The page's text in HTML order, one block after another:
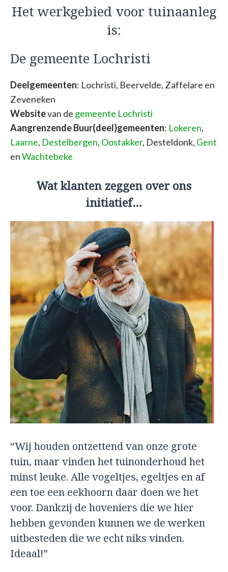
Het werkgebied voor tuinaanleg
is:
De gemeente Lochristi
Deelgemeenten: Lochristi, Beervelde, Zaffelare en
Zeveneken
Websitevan de gemeente Lochristi
Aangrenzende Buur(deel)gemeenten: Lokeren,
Laarne, Destelbergen, Oostakker, Desteldonk, Gent
enWachtebeke
Wat klanten zeggen over ons
initiatief…
“Wij houden ontzettend van onze grote
tuin, maar vinden het tuinonderhoud het
minst leuke. Alle vogeltjes, egeltjes en af
een toe een eekhoorn daar doen we het
voor. Dankzij de hoveniers die we hier
hebben gevonden kunnen we de werken
uitbesteden die we echt niks vinden.
Ideaal!”